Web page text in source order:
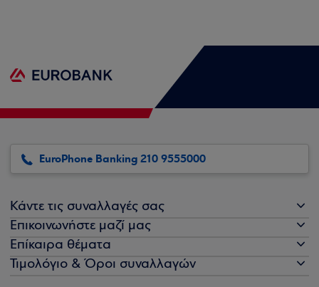
EuroPhone Banking 210 9555000
Κάντε τις συναλλαγές σας
Επικοινωνήστε μαζί μας
Επίκαιρα θέματα
Τιμολόγιο & Όροι συναλλαγών